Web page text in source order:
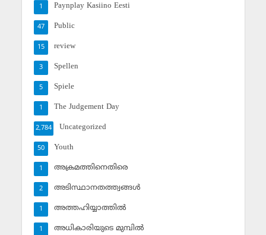
Paynplay Kasiino Eesti
1
Public
47
review
15
Spellen
3
Spiele
5
The Judgement Day
1
Uncategorized
2,784
Youth
50
അക്രമത്തിനെതിരെ
1
അടിസ്ഥാനതത്ത്വങ്ങള്‍
2
അത്തഹിയ്യാത്തില്‍
1
അധികാരിയുടെ മുമ്പില്‍
1